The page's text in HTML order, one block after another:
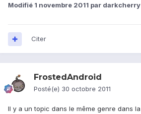
Modifié 1 novembre 2011 par darkcherry
Citer
FrostedAndroid
Posté(e) 30 octobre 2011
Il y a un topic dans le même genre dans la